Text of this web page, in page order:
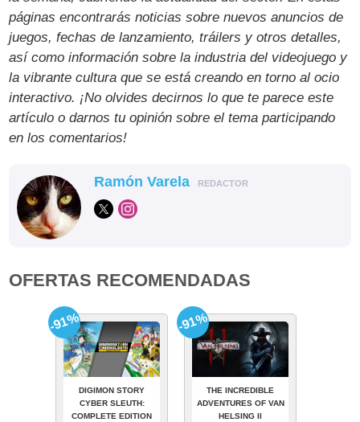
páginas encontrarás noticias sobre nuevos anuncios de
juegos, fechas de lanzamiento, tráilers y otros detalles,
así como información sobre la industria del videojuego y
la vibrante cultura que se está creando en torno al ocio
interactivo. ¡No olvides decirnos lo que te parece este
artículo o darnos tu opinión sobre el tema participando
en los comentarios!
Ramón Varela REDACTOR
OFERTAS RECOMENDADAS
DIGIMON STORY
CYBER SLEUTH:
COMPLETE EDITION
-91%
THE INCREDIBLE
ADVENTURES OF VAN
HELSING II
-91%